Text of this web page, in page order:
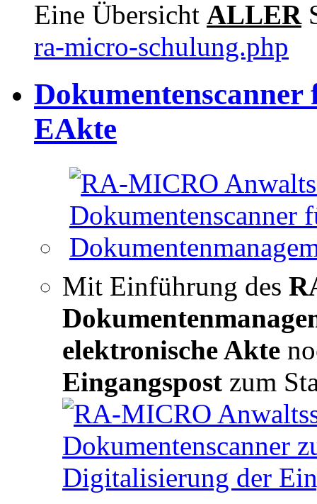
Eine Übersicht ALLER
ra-micro-schulung.php
EAkte
Mit Einführung des
elektronische Akte
Eingangspost zum